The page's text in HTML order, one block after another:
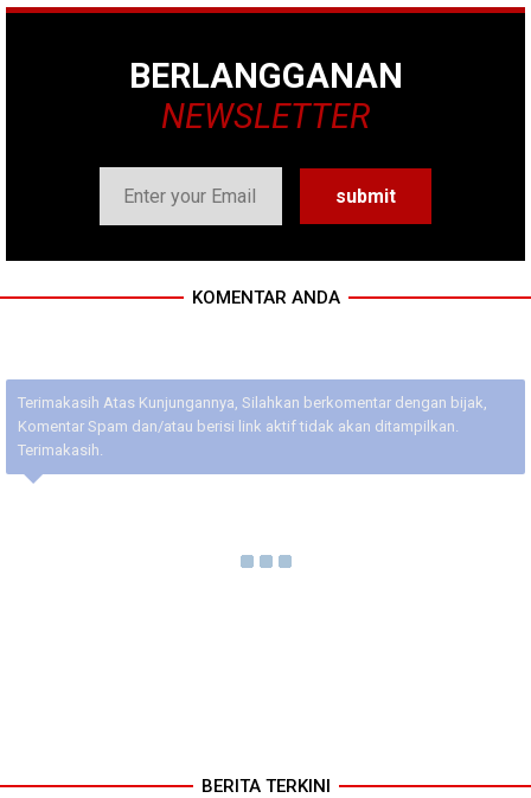
BERLANGGANAN
NEWSLETTER
KOMENTAR ANDA
Terimakasih Atas Kunjungannya, Silahkan berkomentar dengan bijak,
Komentar Spam dan/atau berisi link aktif tidak akan ditampilkan.
Terimakasih.
BERITA TERKINI